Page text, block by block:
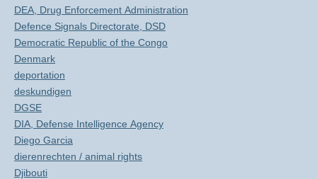
DEA, Drug Enforcement Administration
Defence Signals Directorate, DSD
Democratic Republic of the Congo
Denmark
deportation
deskundigen
DGSE
DIA, Defense Intelligence Agency
Diego Garcia
dierenrechten / animal rights
Djibouti